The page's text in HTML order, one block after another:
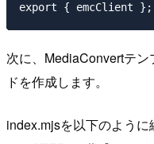
次に、MediaConvertテ
ドを作成します。
index.mjsを以下のよう